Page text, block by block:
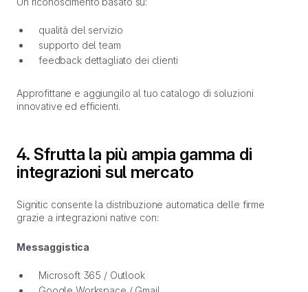
qualità del servizio
supporto del team
feedback dettagliato dei clienti
Approfittane e aggiungilo al tuo catalogo di soluzioni
innovative ed efficienti.
4. Sfrutta la più ampia gamma di
integrazioni sul mercato
Signitic consente la distribuzione automatica delle firme
grazie a integrazioni native con:
Messaggistica
Microsoft 365 / Outlook